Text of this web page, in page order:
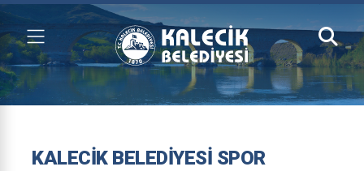
KALECIK BELEDIYESI SPOR